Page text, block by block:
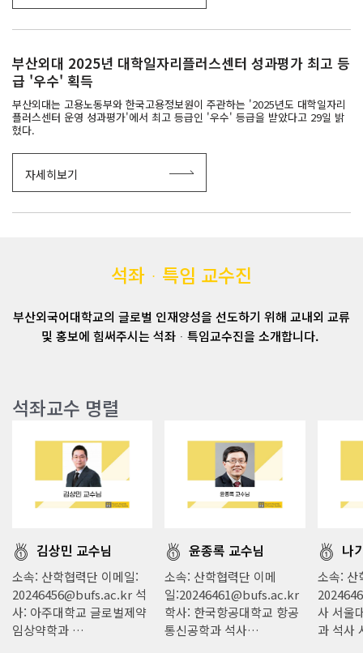
부산외대 2025년 대학일자리플러스센터 성과평가 최고 등
급 '우수' 획득
부산외대는 고용노동부와 한국고용정보원이 주관하는 '2025년도 대학일자리
플러스센터 운영 성과평가'에서 최고 등급인 '우수' 등급을 받았다고 29일 밝
혔다.
자세히보기
석좌ᆞ특임 교수진
부산외국어대학교의 글로벌 인재양성을 선도하기 위해 교내외 교류
및 홍보에 힘써주시는 석좌ᆞ특임교수진을 소개합니다.
석좌교수 명렬
김상민 교수님
소속: 산학협력단 이메일:
20246456@bufs.ac.kr 석
사: 아주대학교 글로벌제약
임상약학과 …
윤종록 교수님
소속: 산학협력단 이메
일:20246461@bufs.ac.kr
학사: 한국항공대학교 항공
통신공학과 석사…
나
소속: 산
사 서울
과 석사